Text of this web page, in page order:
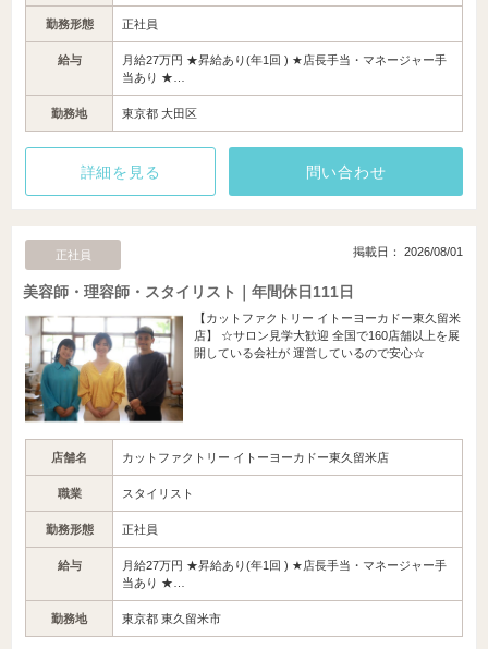
勤務形態 正社員
給与
月給27万円 ★昇給あり(年1回 ) ★店長手当・マネージャー手
当あり ★…
勤務地 東京都 大田区
詳細を見る 問い合わせ
正社員 掲載日： 2026/08/01
美容師・理容師・スタイリスト｜年間休日111日
【カットファクトリー イトーヨーカドー東久留米
店】 ☆サロン見学大歓迎 全国で160店舗以上を展
開している会社が 運営しているので安心☆
店舗名 カットファクトリー イトーヨーカドー東久留米店
職業 スタイリスト
勤務形態 正社員
給与
月給27万円 ★昇給あり(年1回 ) ★店長手当・マネージャー手
当あり ★…
勤務地 東京都 東久留米市